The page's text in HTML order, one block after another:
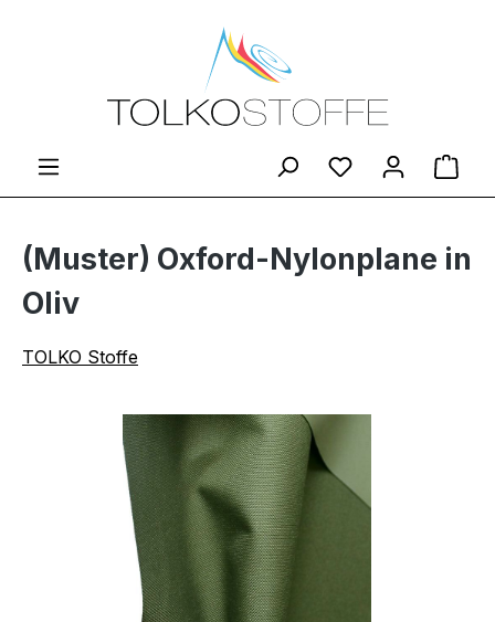
Zum Hauptinhalt springen
Du hast 0
(Muster) Oxford-Nylonplane in
Oliv
TOLKO Stoffe
Bildergalerie überspringen